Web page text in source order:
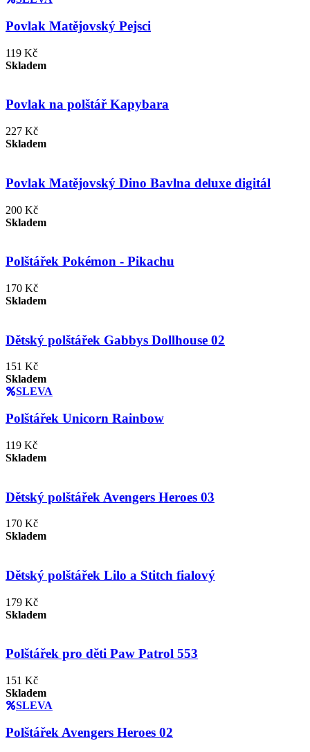
Povlak Matějovský Pejsci
119 Kč
Skladem
Povlak na polštář Kapybara
227 Kč
Skladem
Povlak Matějovský Dino Bavlna deluxe digitál
200 Kč
Skladem
Polštářek Pokémon - Pikachu
170 Kč
Skladem
Dětský polštářek Gabbys Dollhouse 02
151 Kč
Skladem
SLEVA
Polštářek Unicorn Rainbow
119 Kč
Skladem
Dětský polštářek Avengers Heroes 03
170 Kč
Skladem
Dětský polštářek Lilo a Stitch fialový
179 Kč
Skladem
Polštářek pro děti Paw Patrol 553
151 Kč
Skladem
SLEVA
Polštářek Avengers Heroes 02